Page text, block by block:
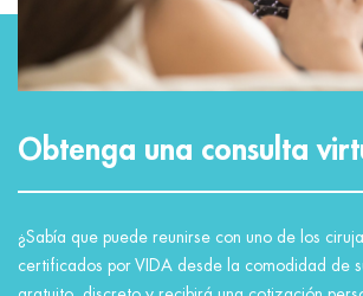
Obtenga una consulta
¿Sabía que puede reunirse con uno de los
certificados por VIDA desde la comodidad de